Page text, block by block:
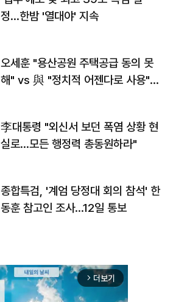
정…한밤 '열대야' 지속
오세훈 "용산공원 주택공급 동의 못
해" vs 與 "정치적 어젠다로 사용"
李대통령 "외신서 보던 폭염 상황 현
실로…모든 행정력 총동원하라"
종합특검, '계엄 당정대 회의 참석' 한
동훈 참고인 조사...12일 통보
arrow_forward_ios 더보기